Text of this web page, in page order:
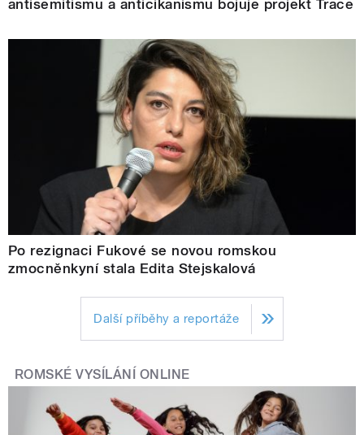
antisemitismu a anticikanismu bojuje projekt Trace
Po rezignaci Fukové se novou romskou
zmocněnkyní stala Edita Stejskalová
Další příběhy a reportáže
ROMSKÉ VYSÍLÁNÍ ONLINE